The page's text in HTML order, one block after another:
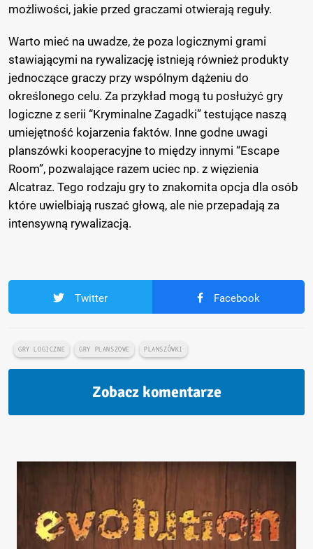
możliwości, jakie przed graczami otwierają reguły.
Warto mieć na uwadze, że poza logicznymi grami
stawiającymi na rywalizację istnieją również produkty
jednoczące graczy przy wspólnym dążeniu do
określonego celu. Za przykład mogą tu posłużyć gry
logiczne z serii “Kryminalne Zagadki” testujące naszą
umiejętność kojarzenia faktów. Inne godne uwagi
planszówki kooperacyjne to między innymi “Escape
Room”, pozwalające razem uciec np. z więzienia
Alcatraz. Tego rodzaju gry to znakomita opcja dla osób
które uwielbiają ruszać głową, ale nie przepadają za
intensywną rywalizacją.
Twitter Facebook
GRY LOGICZNE GRY PLANSZOWE PLANSZÓWKI
Zobacz komentarze